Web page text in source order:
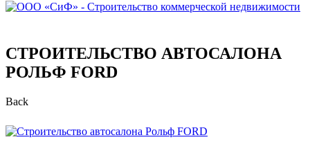
СТРОИТЕЛЬСТВО АВТОСАЛОНА
РОЛЬФ FORD
Back